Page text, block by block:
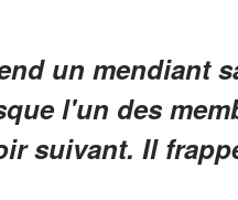
un mendiant
l'un des
suivant. Il